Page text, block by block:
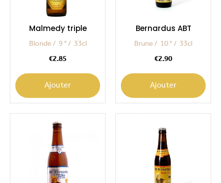
Malmedy triple
Blonde 9 ° 33cl
€2.85
Ajouter
Bernardus ABT
Brune 10 ° 33cl
€2.90
Ajouter